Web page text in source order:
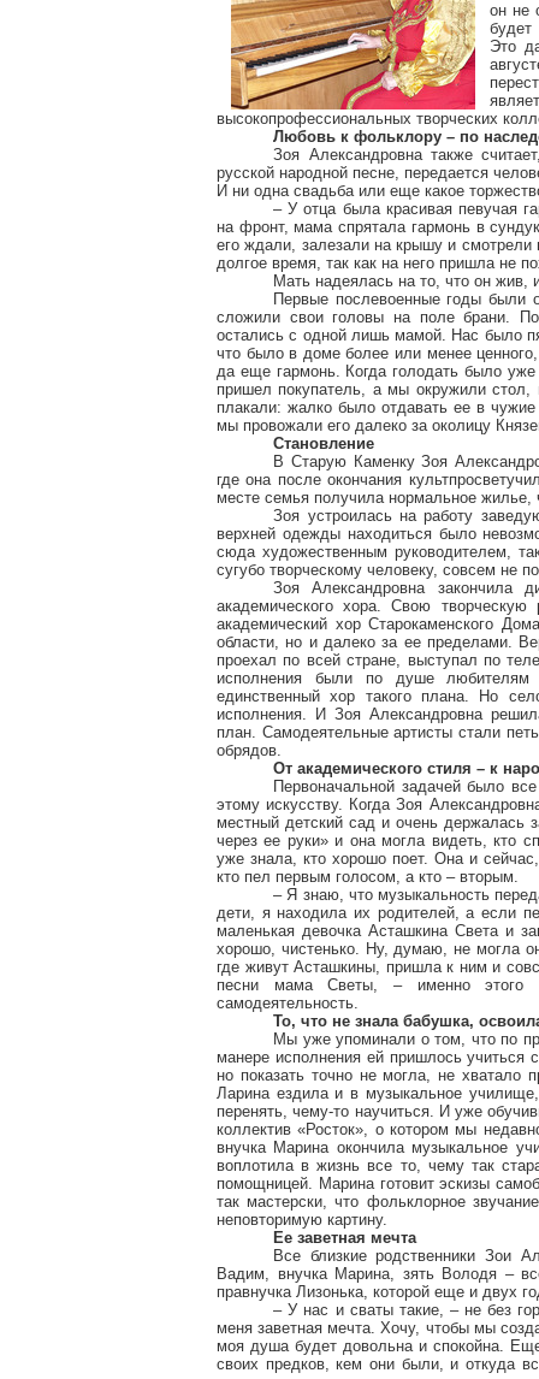
он не
будет
Это
высокопрофессиональных творческих
Любовь к фольклору – по
Зоя Александровна также
русской народной песне, передается
И ни одна свадьба или еще какое
– У отца была красивая певучая
на фронт, мама спрятала гармонь в
его ждали, залезали на крышу и
долгое время, так как на него пришла не
Мать надеялась на то, что он жив,
Первые послевоенные годы
сложили свои головы на поле брани.
остались с одной лишь мамой. Нас было
что было в доме более или менее
да еще гармонь. Когда голодать было
пришел покупатель, а мы окружили
плакали: жалко было отдавать ее в
мы провожали его далеко за околицу
Становление
В Старую Каменку Зоя
где она после окончания
месте семья получила нормальное жилье,
Зоя устроилась на работу
верхней одежды находиться было
сюда художественным руководителем,
сугубо творческому человеку, совсем не
Зоя Александровна закончила
академического хора. Свою
академический хор Старокаменского
области, но и далеко за ее пределами.
проехал по всей стране, выступал по
исполнения были по душе
единственный хор такого плана. Но
исполнения. И Зоя Александровна
план. Самодеятельные артисты стали
обрядов.
От академического стиля – к
Первоначальной задачей было
этому искусству. Когда Зоя
местный детский сад и очень держалась
через ее руки» и она могла видеть, кто
уже знала, кто хорошо поет. Она и
кто пел первым голосом, а кто – вторым.
– Я знаю, что музыкальность
дети, я находила их родителей, а если
маленькая девочка Асташкина Света и
хорошо, чистенько. Ну, думаю, не могла
где живут Асташкины, пришла к ним и
песни мама Светы, – именно
самодеятельность.
То, что не знала бабушка,
Мы уже упоминали о том, что по
манере исполнения ей пришлось учиться
но показать точно не могла, не хватало
Ларина ездила и в музыкальное
перенять, чему-то научиться. И уже
коллектив «Росток», о котором мы
внучка Марина окончила музыкальное
воплотила в жизнь все то, чему так
помощницей. Марина готовит эскизы
так мастерски, что фольклорное
неповторимую картину.
Ее заветная мечта
Все близкие родственники Зои
Вадим, внучка Марина, зять Володя –
правнучка Лизонька, которой еще и двух
– У нас и сваты такие, – не без
меня заветная мечта. Хочу, чтобы мы
моя душа будет довольна и спокойна.
своих предков, кем они были, и откуда